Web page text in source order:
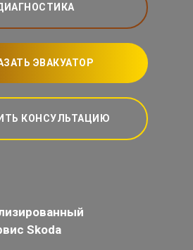
ЭВАКУАТОР
КОНСУЛЬТАЦИЮ
Skoda